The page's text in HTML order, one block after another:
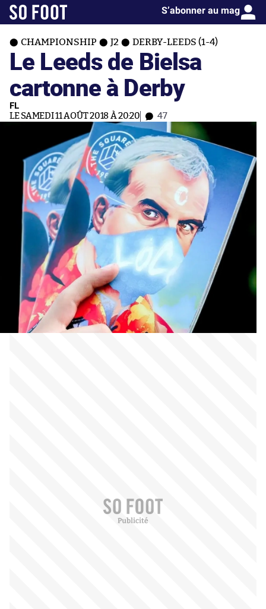
S’abonner au mag
CHAMPIONSHIP J2 DERBY-LEEDS (1-4)
Le Leeds de Bielsa
cartonne à Derby
FL
LE SAMEDI 11 AOÛT 2018 À 20:20 47